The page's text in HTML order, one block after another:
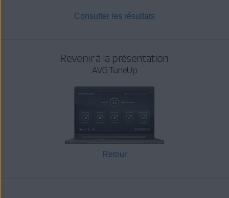
Consulter les résultats
Revenir à la présentation
AVG TuneUp
Retour